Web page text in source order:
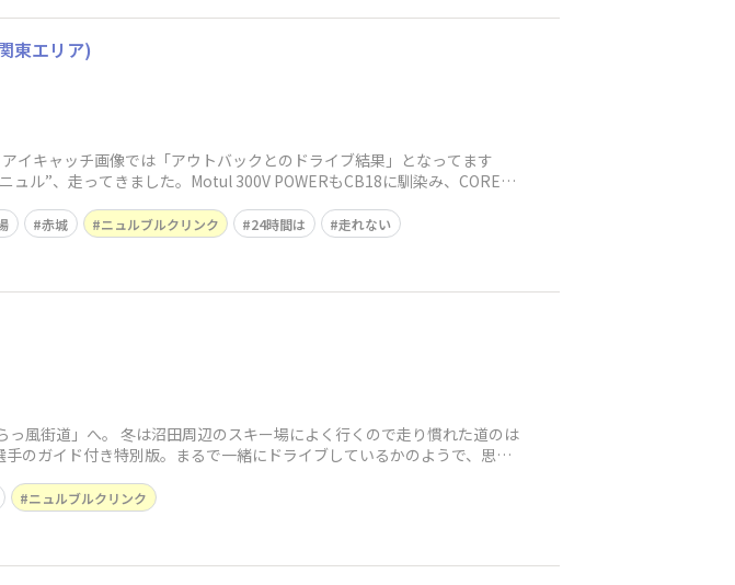
東エリア)
イキャッチ画像では「アウトバックとのドライブ結果」となってます
ル”、走ってきました。Motul 300V POWERもCB18に馴染み、CORE60
赤城 ニュルブルクリンク 24時間は 走れない
風街道」へ。 冬は沼田周辺のスキー場によく行くので走り慣れた道のは
のガイド付き特別版。まるで一緒にドライブしているかのようで、思わ
ニュルブルクリンク